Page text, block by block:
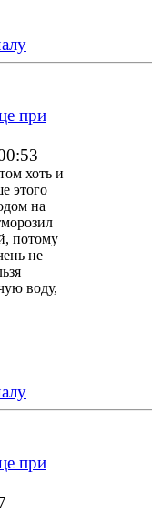
при
хоть и
этого
на
потому
не
воду,
при